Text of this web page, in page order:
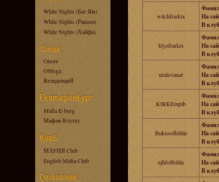
White Nights (Бат Ям)
White Nights (Ришон)
White Nights (Хайфа)
Onore
OMega
RезиденциЯ
Mafia E-burg
Мафия Ктулху
МАFИЯ Club
English Mafia Club
witchfrarkix
На
В
ktyzfrarkix
На
В
uralovanat
На
В
KIRKEmpib
На
В
Bukusoffellile
На
В
njhfoffellile
На
В